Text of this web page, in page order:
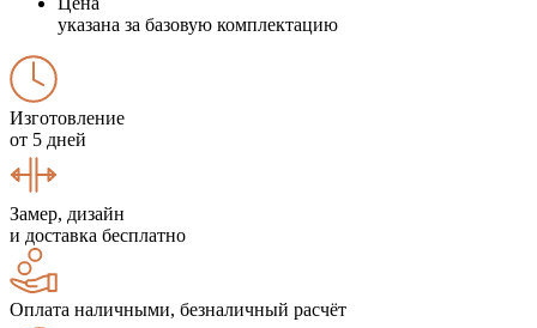
указана за базовую комплектацию
Изготовление
от 5 дней
Замер, дизайн
и доставка бесплатно
Оплата наличными, безналичный расчёт